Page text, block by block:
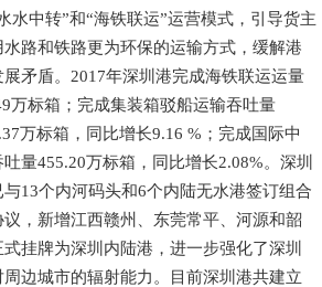
水中转”和“海铁联运”运营模式，引导货主
水路和铁路更为环保的运输方式，缓解港
展矛盾。2017年深圳港完成海铁联运运量
万标箱；完成集装箱驳船运输吞吐量
万标箱，同比增长9.16 %；完成国际中
吐量455.20万标箱，同比增长2.08%。深圳
与13个内河码头和6个内陆无水港签订组合
议，新增江西赣州、东莞常平、河源和韶
式挂牌为深圳内陆港，进一步强化了深圳
周边城市的辐射能力。目前深圳港共建立